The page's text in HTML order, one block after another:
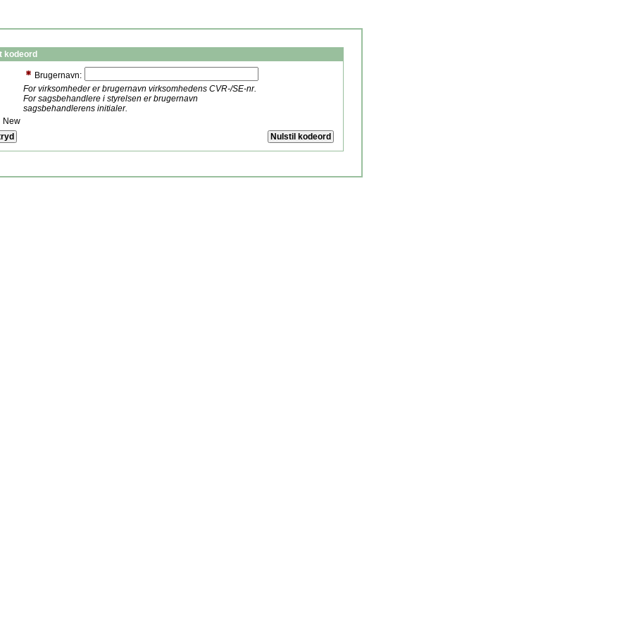
kodeord
Brugernavn:
For virksomheder er brugernavn virksomhedens CVR-/SE-nr.
For sagsbehandlere i styrelsen er brugernavn
sagsbehandlerens initialer.
New